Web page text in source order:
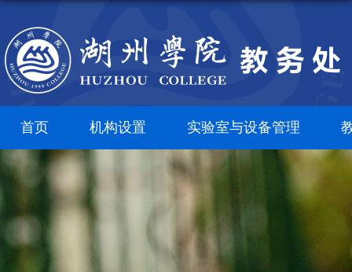
首页 机构设置 实验室与设备管理